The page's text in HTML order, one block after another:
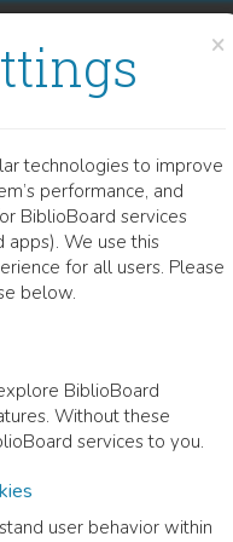
×
technologies to improve
performance, and
BiblioBoard services
apps). We use this
for all users. Please
below.
BiblioBoard
Without these
services to you.
user behavior within